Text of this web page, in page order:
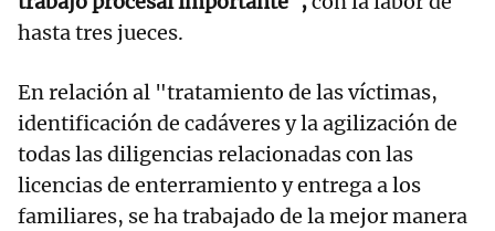
hasta tres jueces.
En relación al "tratamiento de las víctimas,
identificación de cadáveres y la agilización de
todas las diligencias relacionadas con las
licencias de enterramiento y entrega a los
familiares, se ha trabajado de la mejor manera